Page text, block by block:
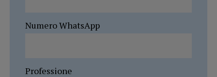
Numero WhatsApp
Professione